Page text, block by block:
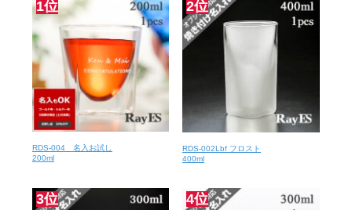
1位
RDS-004 名入お試し
200ml
2位
RDS-002Lbf フロスト
400ml
3位 4位